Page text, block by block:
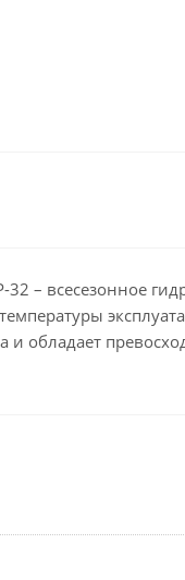
32 – всесезонное
и обладает